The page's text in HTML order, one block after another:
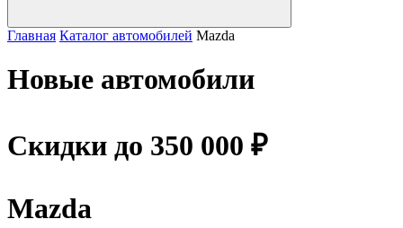
Главная Каталог автомобилей Mazda
Новые автомобили
Скидки до 350 000 ₽
Mazda